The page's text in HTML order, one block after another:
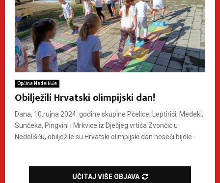
Općina Nedelišće
Obilježili Hrvatski olimpijski dan!
Dana, 10.rujna 2024. godine skupine Pčelice, Leptirići, Medeki,
Sunčeka, Pingvini i Mrkvice iz Dječjeg vrtića Zvončić u
Nedelišću, obilježile su Hrvatski olimpijski dan noseći bijele...
UČITAJ VIŠE OBJAVA